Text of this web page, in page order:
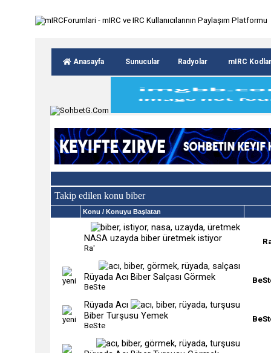
Anasayfa Sunucular Radyolar mIRC Kodlar
Takip edilen konu biber
Konu / Konuyu Başlatan
NASA uzayda biber üretmek istiyor
Ra'
Rüyada Acı Biber Salçası Görmek
BeSte
Rüyada Acı
Biber Turşusu Yemek
BeSte